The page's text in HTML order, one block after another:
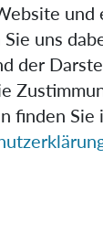
und
uns
der
finden Sie